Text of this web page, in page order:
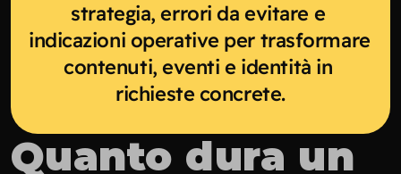
strategia, errori da evitare e
indicazioni operative per trasformare
contenuti, eventi e identità in
richieste concrete.
Quanto dura un